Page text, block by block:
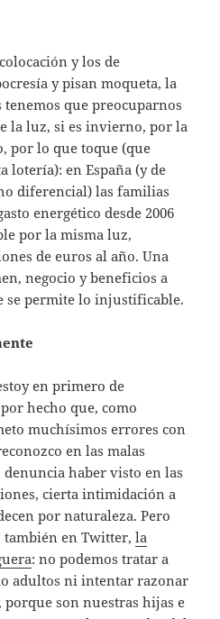
y los de
y pisan moqueta, la
que preocuparnos
la luz, si es invierno, por la
por lo que toque (que
lotería): en España (y de
diferencial) las familias
energético desde 2006
por la misma luz,
de euros al año. Una
negocio y beneficios a
se permite lo injustificable.
en primero de
hecho que, como
muchísimos errores con
en las malas
haber visto en las
cierta intimidación a
por naturaleza. Pero
también en Twitter,la
: no podemos tratar a
adultos ni intentar razonar
porque son nuestras hijas e